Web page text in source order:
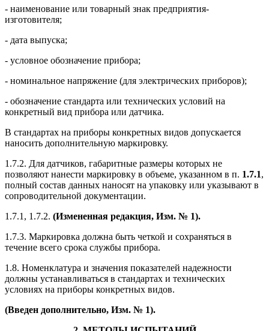
- наименование или товарный знак предприятия-
изготовителя;
- дата выпуска;
- условное обозначение прибора;
- номинальное напряжение (для электрических приборов);
- обозначение стандарта или технических условий на
конкретный вид прибора или датчика.
В стандартах на приборы конкретных видов допускается
наносить дополнительную маркировку.
1.7.2. Для датчиков, габаритные размеры которых не
позволяют нанести маркировку в объеме, указанном в п. 1.7.1,
полный состав данных наносят на упаковку или указывают в
сопроводительной документации.
1.7.1, 1.7.2. (Измененная редакция, Изм. № 1).
1.7.3. Маркировка должна быть четкой и сохраняться в
течение всего срока службы прибора.
1.8. Номенклатура и значения показателей надежности
должны устанавливаться в стандартах и технических
условиях на приборы конкретных видов.
(Введен дополнительно, Изм. № 1).